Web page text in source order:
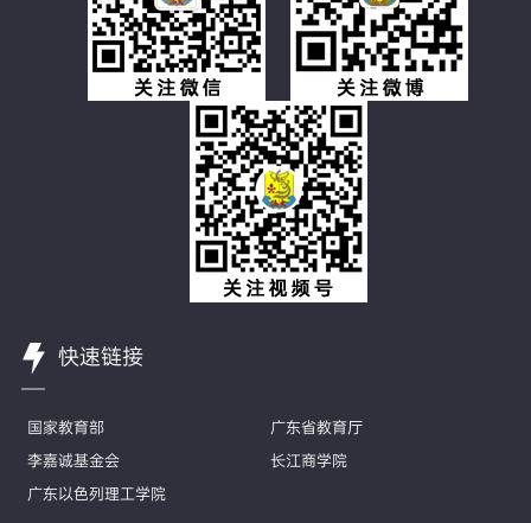
快速链接
国家教育部
广东省教育厅
李嘉诚基金会
长江商学院
广东以色列理工学院